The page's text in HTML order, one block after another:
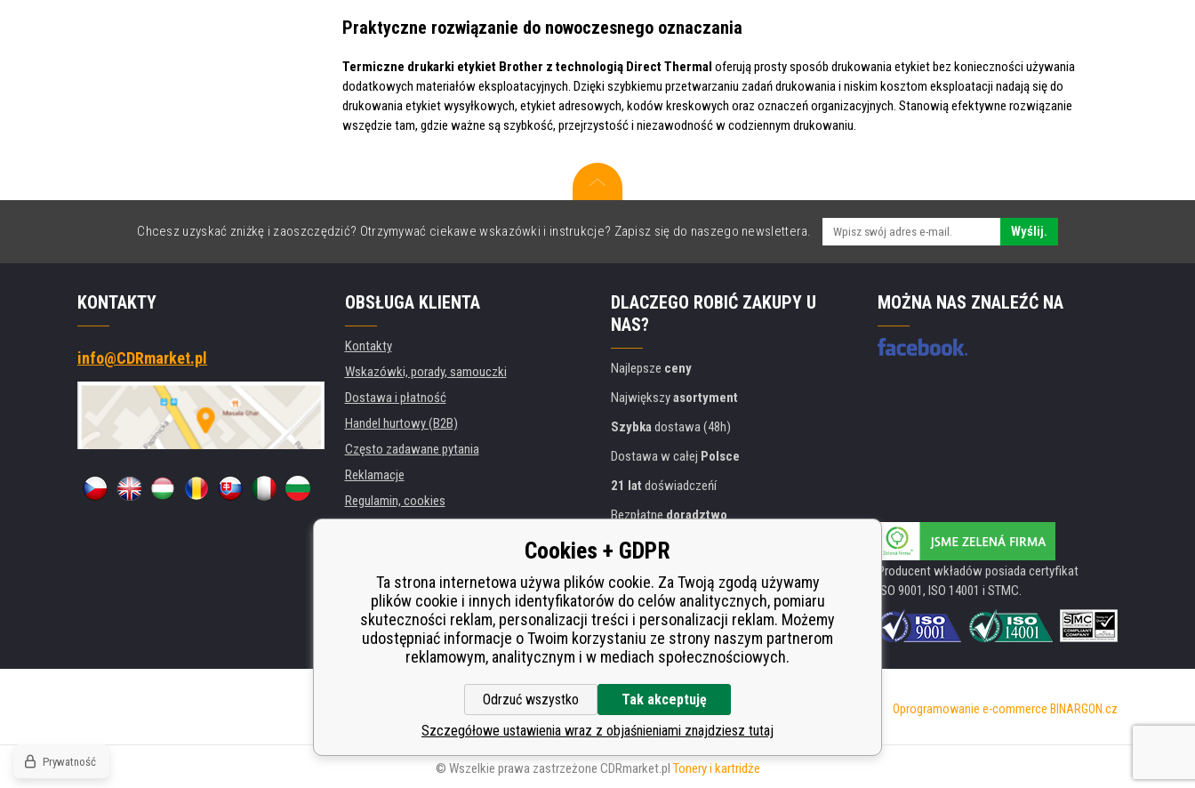
Praktyczne rozwiązanie do nowoczesnego oznaczania
Termiczne drukarki etykiet Brother z technologią Direct Thermal oferują prosty sposób drukowania etykiet bez konieczności używania
dodatkowych materiałów eksploatacyjnych. Dzięki szybkiemu przetwarzaniu zadań drukowania i niskim kosztom eksploatacji nadają się do
drukowania etykiet wysyłkowych, etykiet adresowych, kodów kreskowych oraz oznaczeń organizacyjnych. Stanowią efektywne rozwiązanie
wszędzie tam, gdzie ważne są szybkość, przejrzystość i niezawodność w codziennym drukowaniu.
Chcesz uzyskać zniżkę i zaoszczędzić? Otrzymywać ciekawe wskazówki i instrukcje? Zapisz się do naszego newslettera. Wyślij.
KONTAKTY
info@CDRmarket.pl
OBSŁUGA KLIENTA
Kontakty
Wskazówki, porady, samouczki
Dostawa i płatność
Handel hurtowy (B2B)
Często zadawane pytania
Reklamacje
Regulamin, cookies
Wynajem drukarek
Wydajność zastępcza
Odstoupení od smlouvy
DLACZEGO ROBIĆ ZAKUPY U
NAS?
Najlepsze ceny
Największyasortyment
Szybka dostawa (48h)
Dostawa w całej Polsce
21 lat doświadczeńí
Bezpłatne doradztwo
Przyjazne podejście
Złoty certyfikat
Heureka
Bezpiecznepłatności online
MOŻNA NAS ZNALEŹĆ NA
Producent wkładów posiada certyfikat
ISO 9001, ISO 14001 i STMC.
Oprogramowanie e-commerce BINARGON.cz
© Wszelkie prawa zastrzeżone CDRmarket.pl Tonery i kartridże
Cookies + GDPR
Ta strona internetowa używa plików cookie. Za Twoją zgodą używamy
plików cookie i innych identyfikatorów do celów analitycznych, pomiaru
skuteczności reklam, personalizacji treści i personalizacji reklam. Możemy
udostępniać informacje o Twoim korzystaniu ze strony naszym partnerom
reklamowym, analitycznym i w mediach społecznościowych.
Odrzuć wszystko
Tak akceptuję
Szczegółowe ustawienia wraz z objaśnieniami znajdziesz tutaj
Prywatność